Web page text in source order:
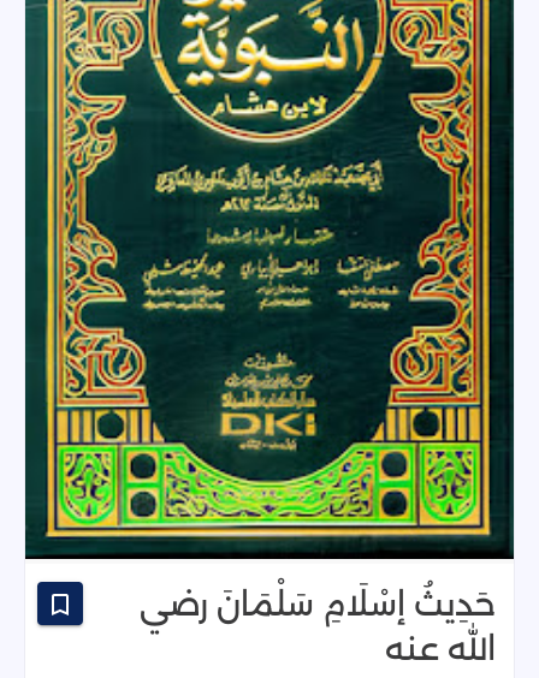
حَدِيثُ إسْلَامِ سَلْمَانَ رضي
الله عنه